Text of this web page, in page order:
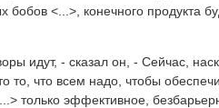
<...>, конечного продукта
идут, - сказал он, - Сейчас,
то, что всем надо, чтобы
только эффективное,